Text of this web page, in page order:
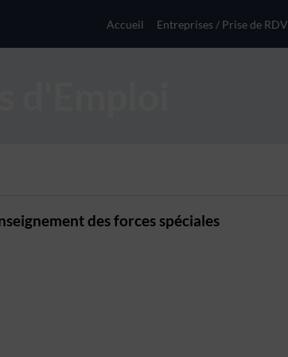
Accueil Entreprises / Prise de RDV
des forces spéciales